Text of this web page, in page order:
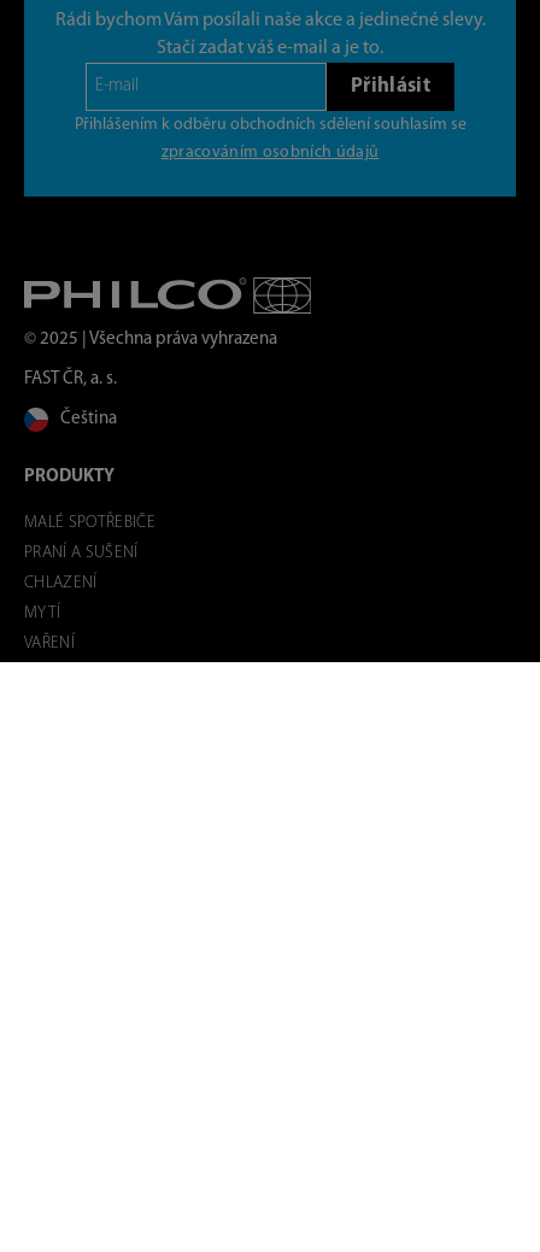
Rádi bychom Vám posílali naše akce a jedinečné slevy.
Stačí zadat váš e-mail a je to.
Přihlásit
Přihlášením k odběru obchodních sdělení souhlasím se
zpracováním osobních údajů
© 2025 | Všechna práva vyhrazena
FAST ČR, a. s.
Čeština
PRODUKTY
MALÉ SPOTŘEBIČE
PRANÍ A SUŠENÍ
CHLAZENÍ
MYTÍ
VAŘENÍ